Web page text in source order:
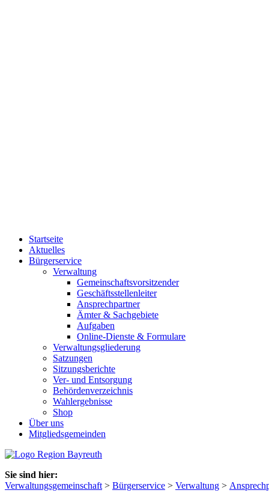
Startseite
Aktuelles
Bürgerservice
Verwaltung
Gemeinschaftsvorsitzender
Geschäftsstellenleiter
Ansprechpartner
Ämter & Sachgebiete
Aufgaben
Online-Dienste & Formulare
Verwaltungsgliederung
Satzungen
Sitzungsberichte
Ver- und Entsorgung
Behördenverzeichnis
Wahlergebnisse
Shop
Über uns
Mitgliedsgemeinden
Sie sind hier:
Verwaltungsgemeinschaft > Bürgerservice > Verwaltung >